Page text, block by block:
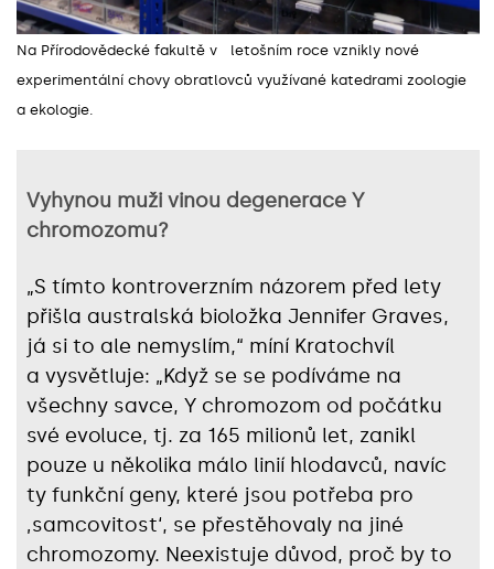
Na Přírodovědecké fakultě v letošním roce vznikly nové
experimentální chovy obratlovců využívané katedrami zoologie
a ekologie.
Vyhynou muži vinou degenerace Y
chromozomu?
„S tímto kontroverzním názorem před lety
přišla australská bioložka Jennifer Graves,
já si to ale nemyslím,“ míní Kratochvíl
a vysvětluje: „Když se se podíváme na
všechny savce, Y chromozom od počátku
své evoluce, tj. za 165 milionů let, zanikl
pouze u několika málo linií hlodavců, navíc
ty funkční geny, které jsou potřeba pro
‚samcovitost‘, se přestěhovaly na jiné
chromozomy. Neexistuje důvod, proč by to